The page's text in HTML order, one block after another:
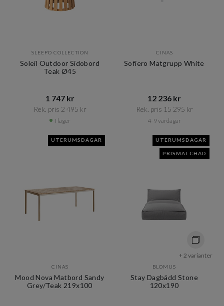
SLEEPO COLLECTION
Soleil Outdoor Sidobord
Teak Ø45
1 747 kr​​
Rek. pris 2 495 kr​​
I lager
CINAS
Sofiero Matgrupp White
12 236 kr​​
Rek. pris 15 295 kr​​
4-9 vardagar
UTERUMSDAGAR
CINAS
Mood Nova Matbord Sandy
Grey/Teak 219x100
UTERUMSDAGAR
PRISMATCHAD
+ 2 varianter
BLOMUS
Stay Dagbädd Stone
120x190